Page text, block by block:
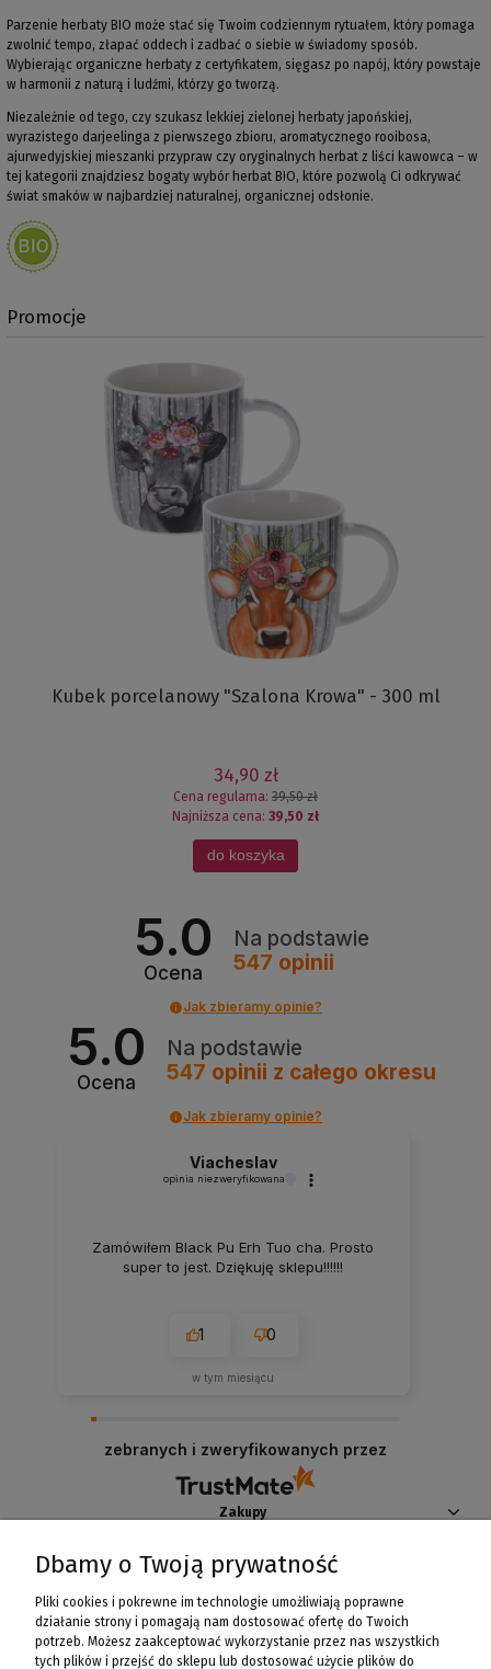
Parzenie herbaty BIO może stać się Twoim codziennym rytuałem, który pomaga
zwolnić tempo, złapać oddech i zadbać o siebie w świadomy sposób.
Wybierając organiczne herbaty z certyfikatem, sięgasz po napój, który powstaje
w harmonii z naturą i ludźmi, którzy go tworzą.
Niezależnie od tego, czy szukasz lekkiej zielonej herbaty japońskiej,
wyrazistego darjeelinga z pierwszego zbioru, aromatycznego rooibosa,
ajurwedyjskiej mieszanki przypraw czy oryginalnych herbat z liści kawowca – w
tej kategorii znajdziesz bogaty wybór herbat BIO, które pozwolą Ci odkrywać
świat smaków w najbardziej naturalnej, organicznej odsłonie.
Promocje
Kubek porcelanowy "Szalona Krowa" - 300 ml
34,90 zł
Cena regularna: 39,50 zł
Najniższa cena: 39,50 zł
do koszyka
5.0
Ocena
Na podstawie
547 opinii
Jak zbieramy opinie?
5.0
Ocena
Na podstawie
547 opinii z całego okresu
Jak zbieramy opinie?
Viacheslav
opinia niezweryfikowana
Zamówiłem Black Pu Erh Tuo cha. Prosto
super to jest. Dziękuję sklepu!!!!!!
1 0
w tym miesiącu
zebranych i zweryfikowanych przez
Zakupy
Pomoc
Moje konto
Dbamy o Twoją prywatność
Pliki cookies i pokrewne im technologie umożliwiają poprawne
działanie strony i pomagają nam dostosować ofertę do Twoich
potrzeb. Możesz zaakceptować wykorzystanie przez nas wszystkich
tych plików i przejść do sklepu lub dostosować użycie plików do